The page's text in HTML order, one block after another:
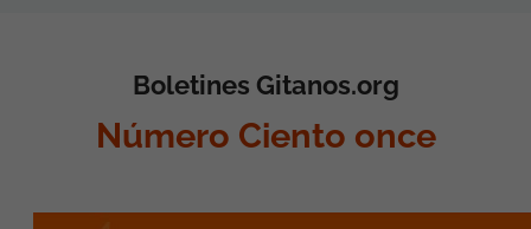
Boletines Gitanos.org
Número Ciento once